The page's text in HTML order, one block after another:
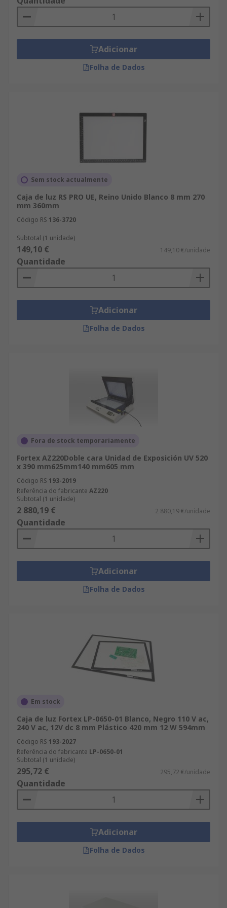
Adicionar
Folha de Dados
Sem stock actualmente
Caja de luz RS PRO UE, Reino Unido Blanco 8 mm 270
mm 360mm
Código RS 136-3720
Subtotal (1 unidade)
149,10 € 149,10 €/unidade
Quantidade
Adicionar
Folha de Dados
Fora de stock temporariamente
Fortex AZ220Doble cara Unidad de Exposición UV 520
x 390 mm625mm140 mm605 mm
Código RS 193-2019
Referência do fabricante AZ220
Subtotal (1 unidade)
2 880,19 € 2 880,19 €/unidade
Quantidade
Adicionar
Folha de Dados
Em stock
Caja de luz Fortex LP-0650-01 Blanco, Negro 110 V ac,
240 V ac, 12V dc 8 mm Plástico 420 mm 12 W 594mm
Código RS 193-2027
Referência do fabricante LP-0650-01
Subtotal (1 unidade)
295,72 € 295,72 €/unidade
Quantidade
Adicionar
Folha de Dados